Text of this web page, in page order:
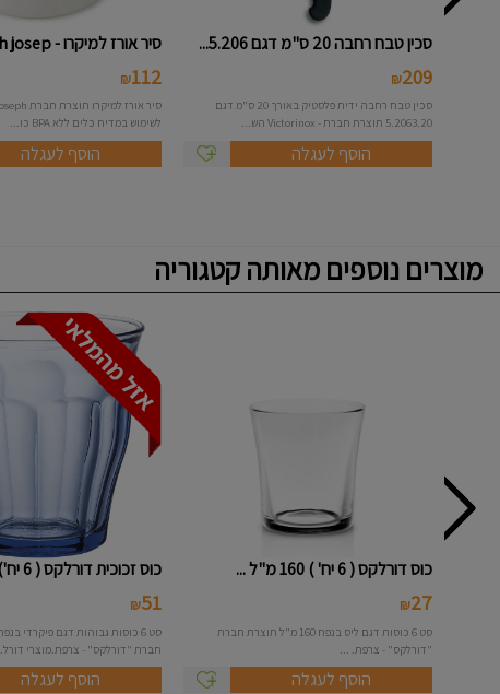
סכין טבח רחבה 20 ס"מ דגם 5.206...
209
₪
סכין טבח רחבה ידית פלסטיק באורך 20 ס"מ דגם
5.2063.20 תוצרת חברת - Victorinox הש...
הוסף לעגלה
סיר אורז למיקרו - joseph josep...
112
₪
לשימוש במדיח כלים ללא BPA כו...
הוסף לעגלה
מוצרים נוספים מאותה קטגוריה
כוס דורלקס ( 6 יח' ) 160 מ"ל ...
27
₪
סט 6 כוסות דגם ליס בנפח 160 מ"ל תוצרת חברת
"דורלקס" - צרפת. ...
הוסף לעגלה
כוס זכוכית דורלקס ( 6 יח') דגם...
51
₪
חברת "דורלקס" - צרפת.מוצרי דורל...
הוסף לעגלה